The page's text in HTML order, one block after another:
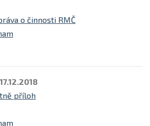
o činnosti RMČ
příloh